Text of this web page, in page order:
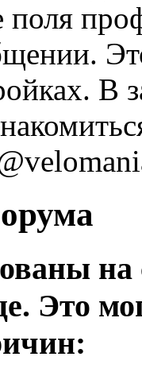
поля
В
на
Это